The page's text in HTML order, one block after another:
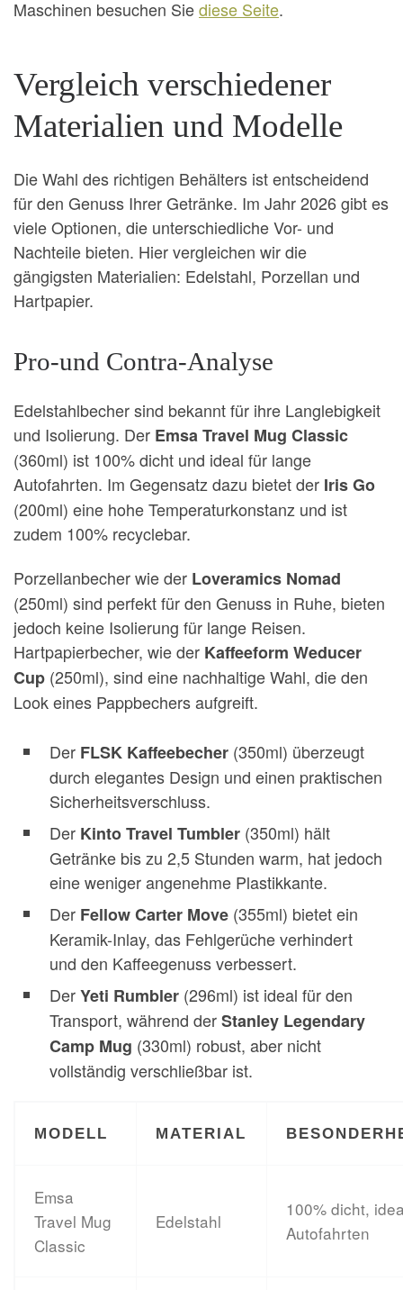
Maschinen besuchen Siediese Seite.
Vergleich verschiedener
Materialien und Modelle
Die Wahl des richtigen Behälters ist entscheidend
für den Genuss Ihrer Getränke. Im Jahr 2026 gibt es
viele Optionen, die unterschiedliche Vor- und
Nachteile bieten. Hier vergleichen wir die
gängigsten Materialien: Edelstahl, Porzellan und
Hartpapier.
Pro-und Contra-Analyse
Edelstahlbecher sind bekannt für ihre Langlebigkeit
und Isolierung. Der Emsa Travel Mug Classic
(360ml) ist 100% dicht und ideal für lange
Autofahrten. Im Gegensatz dazu bietet der Iris Go
(200ml) eine hohe Temperaturkonstanz und ist
zudem 100% recyclebar.
Porzellanbecher wie der Loveramics Nomad
(250ml) sind perfekt für den Genuss in Ruhe, bieten
jedoch keine Isolierung für lange Reisen.
Hartpapierbecher, wie der Kaffeeform Weducer
Cup (250ml), sind eine nachhaltige Wahl, die den
Look eines Pappbechers aufgreift.
Der FLSK Kaffeebecher (350ml) überzeugt
durch elegantes Design und einen praktischen
Sicherheitsverschluss.
Der Kinto Travel Tumbler (350ml) hält
Getränke bis zu 2,5 Stunden warm, hat jedoch
eine weniger angenehme Plastikkante.
Der Fellow Carter Move (355ml) bietet ein
Keramik-Inlay, das Fehlgerüche verhindert
und den Kaffeegenuss verbessert.
DerYeti Rumbler (296ml) ist ideal für den
Transport, während derStanley Legendary
Camp Mug (330ml) robust, aber nicht
vollständig verschließbar ist.
MODELL MATERIAL
Emsa
Travel Mug
Classic
Edelstahl
100% dicht,
Autofahrten